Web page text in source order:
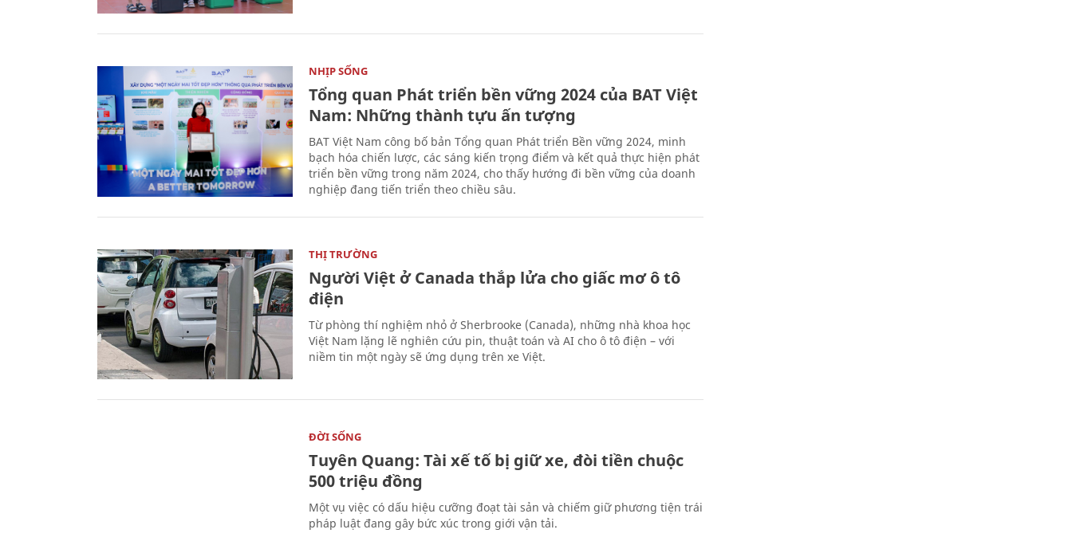
NHỊP SỐNG
Tổng quan Phát triển bền vững 2024 của BAT Việt
Nam: Những thành tựu ấn tượng
BAT Việt Nam công bố bản Tổng quan Phát triển Bền vững 2024, minh
bạch hóa chiến lược, các sáng kiến trọng điểm và kết quả thực hiện phát
triển bền vững trong năm 2024, cho thấy hướng đi bền vững của doanh
nghiệp đang tiến triển theo chiều sâu.
THỊ TRƯỜNG
Người Việt ở Canada thắp lửa cho giấc mơ ô tô
điện
Từ phòng thí nghiệm nhỏ ở Sherbrooke (Canada), những nhà khoa học
Việt Nam lặng lẽ nghiên cứu pin, thuật toán và AI cho ô tô điện – với
niềm tin một ngày sẽ ứng dụng trên xe Việt.
ĐỜI SỐNG
Tuyên Quang: Tài xế tố bị giữ xe, đòi tiền chuộc
500 triệu đồng
Một vụ việc có dấu hiệu cưỡng đoạt tài sản và chiếm giữ phương tiện trái
pháp luật đang gây bức xúc trong giới vận tải.